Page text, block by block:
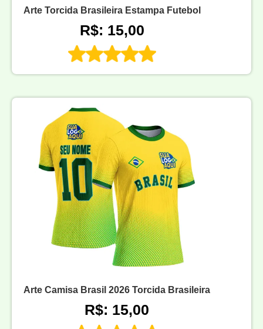
Arte Torcida Brasileira Estampa Futebol
R$: 15,00
Arte Camisa Brasil 2026 Torcida Brasileira
R$: 15,00